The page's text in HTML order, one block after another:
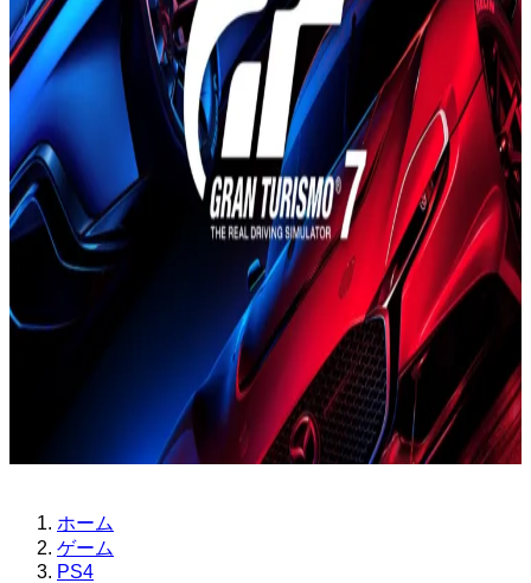
ホーム
ゲーム
PS4